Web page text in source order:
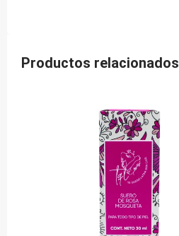
Productos relacionados